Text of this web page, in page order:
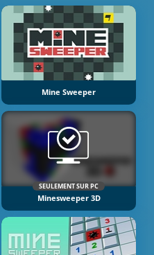
Mine Sweeper
SEULEMENT SUR PC
Minesweeper 3D